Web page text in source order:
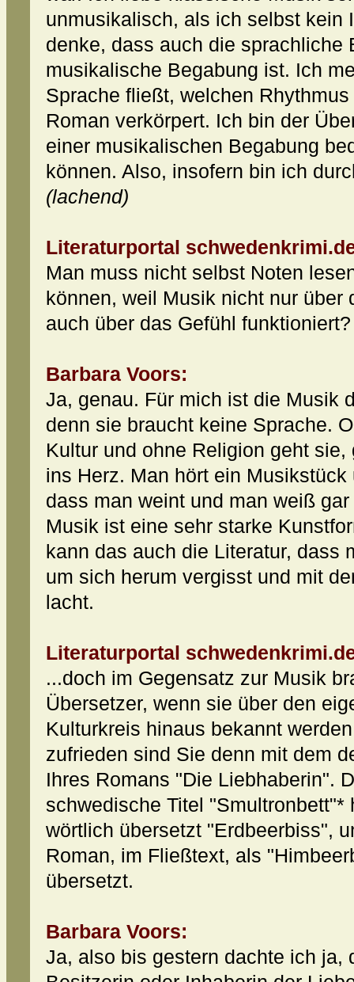
unmusikalisch, als ich selbst kein
denke, dass auch die sprachliche
musikalische Begabung ist. Ich
Sprache fließt, welchen
Roman verkörpert. Ich bin der
einer musikalischen Begabung
können. Also, insofern bin ich
(lachend)
Literaturportal
Man muss nicht selbst Noten
können, weil Musik nicht nur über
auch über das Gefühl funktioniert?
Barbara Voors:
Ja, genau. Für mich ist die Musik
denn sie braucht keine Sprache.
Kultur und ohne Religion geht
ins Herz. Man hört ein
dass man weint und man weiß
Musik ist eine sehr starke
kann das auch die Literatur, dass
um sich herum vergisst und mit
lacht.
Literaturportal
...doch im Gegensatz zur Musik
Übersetzer, wenn sie über den
Kulturkreis hinaus bekannt
zufrieden sind Sie denn mit dem
Ihres Romans "Die Liebhaberin".
schwedische Titel "Smultronbett"*
wörtlich übersetzt "Erdbeerbiss",
Roman, im Fließtext, als
übersetzt.
Barbara Voors:
Ja, also bis gestern dachte ich ja,